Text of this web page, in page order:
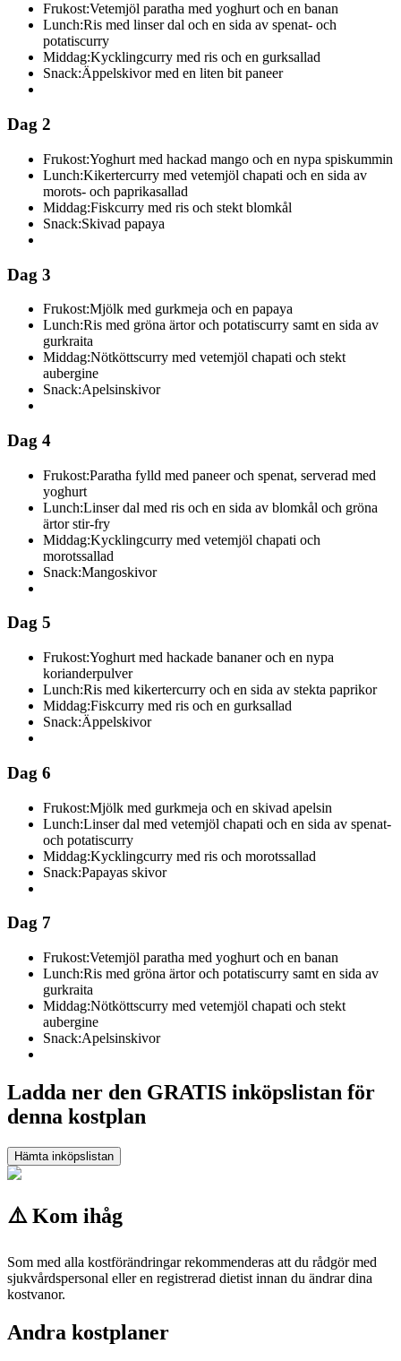
Frukost:Vetemjöl paratha med yoghurt och en banan
Lunch:Ris med linser dal och en sida av spenat- och
potatiscurry
Middag:Kycklingcurry med ris och en gurksallad
Snack:Äppelskivor med en liten bit paneer
Dag 2
Frukost:Yoghurt med hackad mango och en nypa spiskummin
Lunch:Kikertercurry med vetemjöl chapati och en sida av
morots- och paprikasallad
Middag:Fiskcurry med ris och stekt blomkål
Snack:Skivad papaya
Dag 3
Frukost:Mjölk med gurkmeja och en papaya
Lunch:Ris med gröna ärtor och potatiscurry samt en sida av
gurkraita
Middag:Nötköttscurry med vetemjöl chapati och stekt
aubergine
Snack:Apelsinskivor
Dag 4
Frukost:Paratha fylld med paneer och spenat, serverad med
yoghurt
Lunch:Linser dal med ris och en sida av blomkål och gröna
ärtor stir-fry
Middag:Kycklingcurry med vetemjöl chapati och
morotssallad
Snack:Mangoskivor
Dag 5
Frukost:Yoghurt med hackade bananer och en nypa
korianderpulver
Lunch:Ris med kikertercurry och en sida av stekta paprikor
Middag:Fiskcurry med ris och en gurksallad
Snack:Äppelskivor
Dag 6
Frukost:Mjölk med gurkmeja och en skivad apelsin
Lunch:Linser dal med vetemjöl chapati och en sida av spenat-
och potatiscurry
Middag:Kycklingcurry med ris och morotssallad
Snack:Papayas skivor
Dag 7
Frukost:Vetemjöl paratha med yoghurt och en banan
Lunch:Ris med gröna ärtor och potatiscurry samt en sida av
gurkraita
Middag:Nötköttscurry med vetemjöl chapati och stekt
aubergine
Snack:Apelsinskivor
Ladda ner den GRATIS inköpslistan för
denna kostplan
Hämta inköpslistan
⚠️ Kom ihåg
Som med alla kostförändringar rekommenderas att du rådgör med
sjukvårdspersonal eller en registrerad dietist innan du ändrar dina
kostvanor.
Andra kostplaner